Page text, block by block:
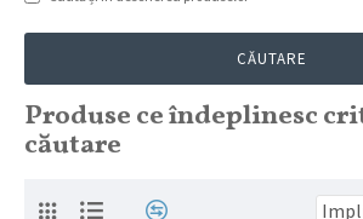
CĂUTARE
Produse ce îndeplinesc
căutare